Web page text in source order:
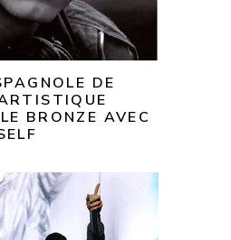
DE
BRONZE AVEC